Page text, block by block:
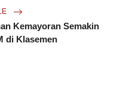
Kemayoran Semakin
di Klasemen